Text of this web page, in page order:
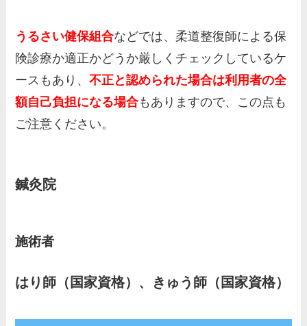
うるさい健保組合などでは、柔道整復師による保
険診療か適正かどうか厳しくチェックしているケ
ースもあり、不正と認められた場合は利用者の全
額自己負担になる場合もありますので、この点も
ご注意ください。
鍼灸院
施術者
はり師（国家資格）、きゅう師（国家資格）